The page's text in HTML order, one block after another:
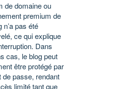
de domaine ou
premium de
n’a pas été
ce qui explique
Dans
cas, le blog peut
être protégé par
de passe, rendant
limité tant que